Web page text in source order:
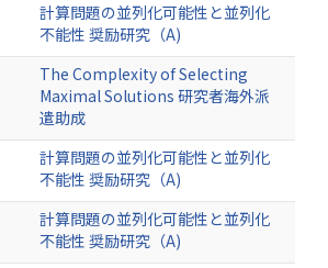
計算問題の並列化可能性と並列化
不能性 奨励研究（A)
The Complexity of Selecting
Maximal Solutions 研究者海外派
遣助成
計算問題の並列化可能性と並列化
不能性 奨励研究（A)
計算問題の並列化可能性と並列化
不能性 奨励研究（A)